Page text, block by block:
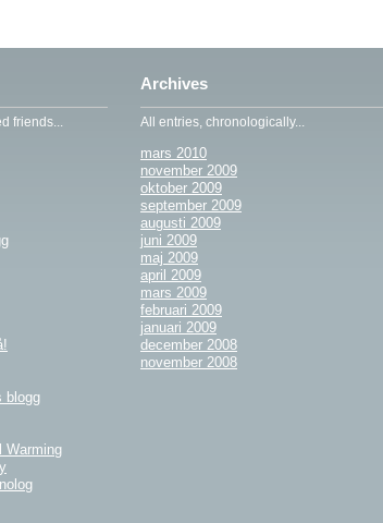
friends...
blogg
Warming
Archives
All entries, chronologically...
mars 2010
november 2009
oktober 2009
september 2009
augusti 2009
juni 2009
maj 2009
april 2009
mars 2009
februari 2009
januari 2009
december 2008
november 2008